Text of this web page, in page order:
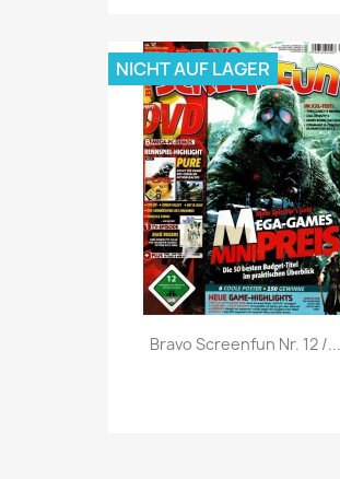
Vorschau
Bravo Screenfun Nr. 12 /...
NICHT AUF LAGER